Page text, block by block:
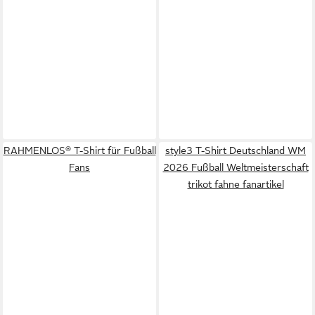
RAHMENLOS® T-Shirt für Fußball
Fans
style3 T-Shirt Deutschland WM
2026 Fußball Weltmeisterschaft
trikot fahne fanartikel